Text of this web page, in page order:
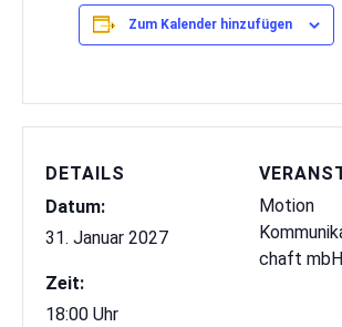
Zum Kalender hinzufügen
DETAILS
Datum:
31. Januar 2027
Zeit:
18:00 Uhr
Motion
chaft mbH